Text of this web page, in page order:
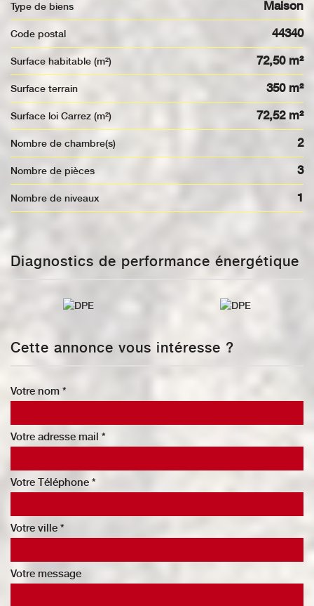
Type de biens Maison
Code postal 44340
Surface habitable (m²) 72,50 m²
surface terrain 350 m²
Surface loi Carrez (m²) 72,52 m²
Nombre de chambre(s) 2
Nombre de pièces 3
Nombre de niveaux 1
Diagnostics de performance énergétique
Cette annonce vous intéresse ?
Votre nom *
Votre adresse mail *
Votre Téléphone *
Votre ville *
Votre message